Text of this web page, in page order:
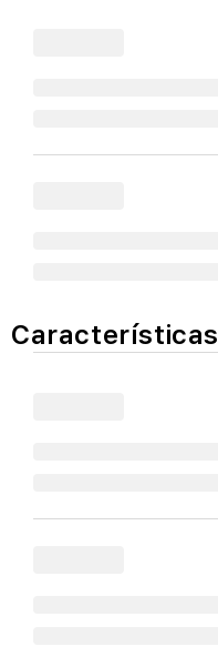
Características